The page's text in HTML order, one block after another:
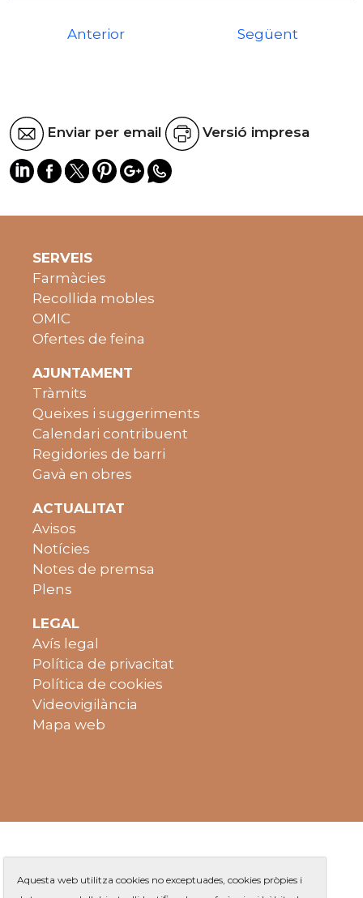
Anterior Següent
Enviar per email Versió impresa
SERVEIS
Farmàcies
Recollida mobles
OMIC
Ofertes de feina
AJUNTAMENT
Tràmits
Queixes i suggeriments
Calendari contribuent
Regidories de barri
Gavà en obres
ACTUALITAT
Avisos
Notícies
Notes de premsa
Plens
LEGAL
Avís legal
Política de privacitat
Política de cookies
Videovigilància
Mapa web
Aquesta web utilitza cookies no exceptuades, cookies pròpies i